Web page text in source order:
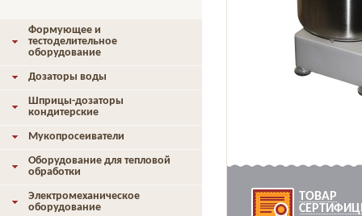
ТОВАР
Формующее и
тестоделительное
оборудование
Дозаторы воды
Шприцы-дозаторы
кондитерские
Мукопросеиватели
Оборудование для тепловой
обработки
Электромеханическое
оборудование